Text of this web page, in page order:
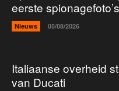
eerste
Nieuws 05/08/2026
Italiaanse overheid
van Ducati